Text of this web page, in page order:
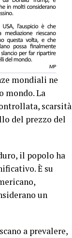
mondiali ne
mondo. La
scarsità
del prezzo del
il popolo ha
È su
un
a prevalere,